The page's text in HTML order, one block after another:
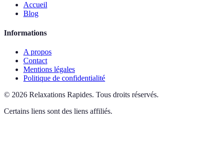
Accueil
Blog
Informations
A propos
Contact
Mentions légales
Politique de confidentialité
© 2026 Relaxations Rapides. Tous droits réservés.
Certains liens sont des liens affiliés.